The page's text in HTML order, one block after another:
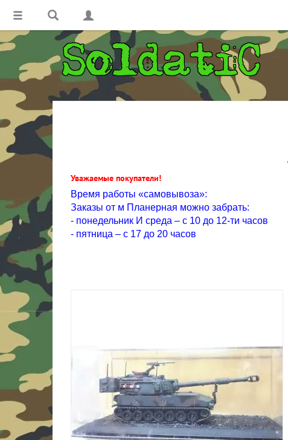
Уважаемые покупатели!
Время работы «самовывоза»:
Заказы от м Планерная можно забрать:
- понедельник И среда – с 10 до 12-ти часов
- пятница – с 17 до 20 часов